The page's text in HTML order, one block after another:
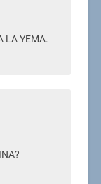
LA YEMA.